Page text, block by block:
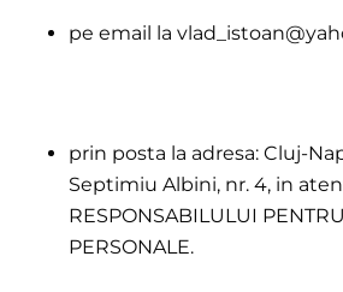
pe email la
prin posta la adresa: Cluj-
Septimiu Albini, nr. 4, in
RESPONSABILULUI
PERSONALE.